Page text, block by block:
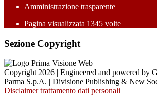
Amministrazione trasparente
Pagina visualizzata 1345 volte
Sezione Copyright
Copyright 2026 | Engineered and powered by
Parma S.p.A. | Divisione Publishing & New
Disclaimer trattamento dati personali